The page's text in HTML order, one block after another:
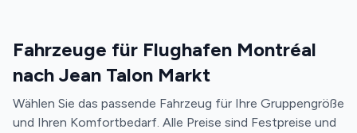
Fahrzeuge für Flughafen Montréal
nach Jean Talon Markt
Wählen Sie das passende Fahrzeug für Ihre Gruppengröße
und Ihren Komfortbedarf. Alle Preise sind Festpreise und